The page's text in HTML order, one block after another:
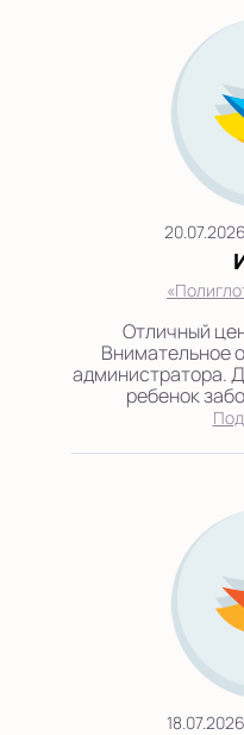
20.07.2026
Отличный
Внимательное
администратора.
ребенок
18.07.2026